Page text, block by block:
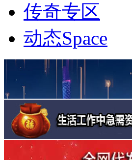
传奇专区
动态Space